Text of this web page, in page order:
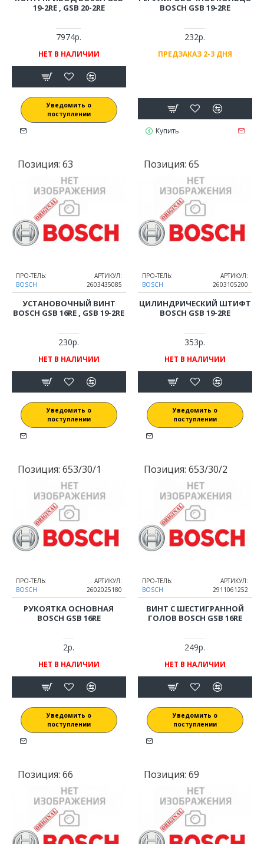
19-2RE , GSB 20-2RE
7974р.
НЕТ В НАЛИЧИИ
Уведомить о
поступлении
BOSCH GSB 19-2RE
232р.
ПРЕДЗАКАЗ 2-3 ДНЯ
Купить
Позиция: 63
ПРО-ТЕЛЬ:
BOSCH
АРТИКУЛ:
2603435085
УСТАНОВОЧНЫЙ ВИНТ
BOSCH GSB 16RE , GSB 19-2RE
230р.
НЕТ В НАЛИЧИИ
Уведомить о
поступлении
Позиция: 65
ПРО-ТЕЛЬ:
BOSCH
АРТИКУЛ:
2603105200
ЦИЛИНДРИЧЕСКИЙ ШТИФТ
BOSCH GSB 19-2RE
353р.
НЕТ В НАЛИЧИИ
Уведомить о
поступлении
Позиция: 653/30/1
ПРО-ТЕЛЬ:
BOSCH
АРТИКУЛ:
2602025180
РУКОЯТКА ОСНОВНАЯ
BOSCH GSB 16RE
2р.
НЕТ В НАЛИЧИИ
Уведомить о
поступлении
Позиция: 653/30/2
ПРО-ТЕЛЬ:
BOSCH
АРТИКУЛ:
2911061252
ВИНТ С ШЕСТИГРАННОЙ
ГОЛОВ BOSCH GSB 16RE
249р.
НЕТ В НАЛИЧИИ
Уведомить о
поступлении
Позиция: 66 Позиция: 69